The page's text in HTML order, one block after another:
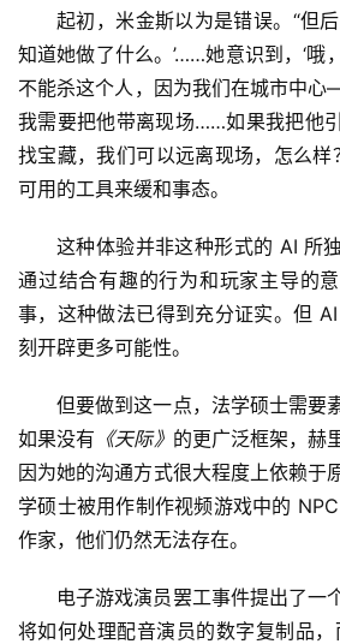
起初，米金斯以为是错误。“但
知道她做了什么。’……她意识到，‘哦
不能杀这个人，因为我们在城市中心
我需要把他带离现场……如果我把他
找宝藏，我们可以远离现场，怎么样
可用的工具来缓和事态。
这种体验并非这种形式的 AI 所
通过结合有趣的行为和玩家主导的
事，这种做法已得到充分证实。但
刻开辟更多可能性。
但要做到这一点，法学硕士需要
如果没有 《天际》 的更广泛框架，赫
因为她的沟通方式很大程度上依赖于
学硕士被用作制作视频游戏中的
作家，他们仍然无法存在。
电子游戏演员罢工事件提出了一
将如何处理配音演员的数字复制品